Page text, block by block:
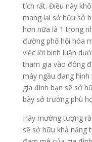
tích rất. Điều này
mang lại sở hữu sở
hơn nữa là 1 trong
đường phố hội hóa
việc lời bình luận
tham gia vào đông
máy ngầu đang
gia đình bạn sẽ sở
bày sở trường phù
Hãy mường tượng
sẽ sở hữu khả năng